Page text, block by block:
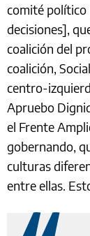
comité político
decisiones],
coalición del
coalición,
centro-
Apruebo
el Frente
gobernando,
culturas
entre ellas.